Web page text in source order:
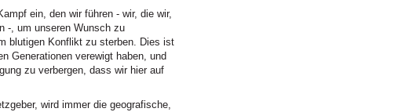
ein, den wir führen - wir, die wir,
-, um unseren Wunsch zu
blutigen Konflikt zu sterben. Dies ist
Generationen verewigt haben, und
zu verbergen, dass wir hier auf
wird immer die geografische,